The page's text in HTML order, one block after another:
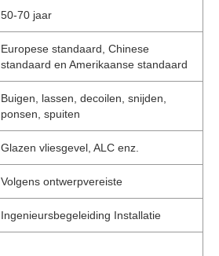
50-70 jaar
Europese standaard, Chinese
standaard en Amerikaanse standaard
Buigen, lassen, decoilen, snijden,
ponsen, spuiten
Glazen vliesgevel, ALC enz.
Volgens ontwerpvereiste
Ingenieursbegeleiding Installatie